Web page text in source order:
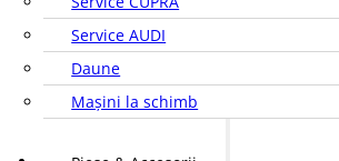
Service AUDI
Daune
Mașini la schimb